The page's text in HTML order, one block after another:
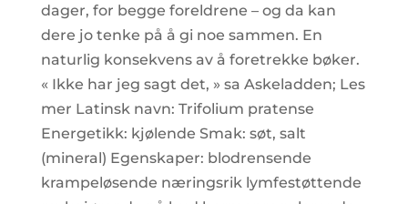
dager, for begge foreldrene – og da kan
dere jo tenke på å gi noe sammen. En
naturlig konsekvens av å foretrekke bøker.
« Ikke har jeg sagt det, » sa Askeladden; Les
mer Latinsk navn: Trifolium pratense
Energetikk: kjølende Smak: søt, salt
(mineral) Egenskaper: blodrensende
krampeløsende næringsrik lymfestøttende